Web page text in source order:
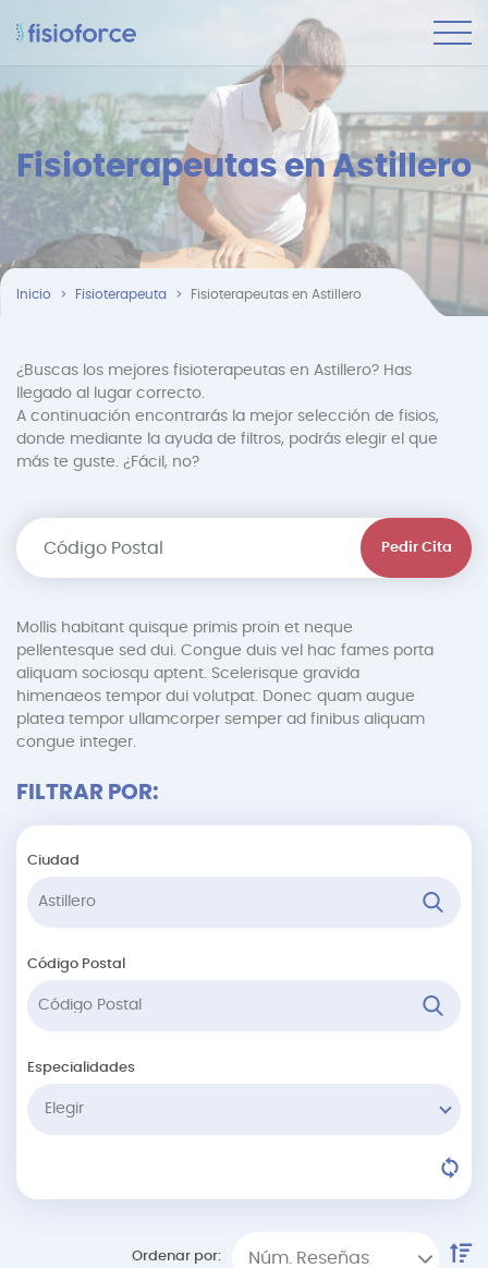
Fisioterapeutas en Astillero
Inicio Fisioterapeuta Fisioterapeutas en Astillero
¿Buscas los mejores fisioterapeutas en Astillero? Has
llegado al lugar correcto.
A continuación encontrarás la mejor selección de fisios,
donde mediante la ayuda de filtros, podrás elegir el que
más te guste. ¿Fácil, no?
Pedir Cita
Mollis habitant quisque primis proin et neque
pellentesque sed dui. Congue duis vel hac fames porta
aliquam sociosqu aptent. Scelerisque gravida
himenaeos tempor dui volutpat. Donec quam augue
platea tempor ullamcorper semper ad finibus aliquam
congue integer.
FILTRAR POR:
Ciudad
Código Postal
Especialidades
Elegir
Ordenar por: Núm. Reseñas